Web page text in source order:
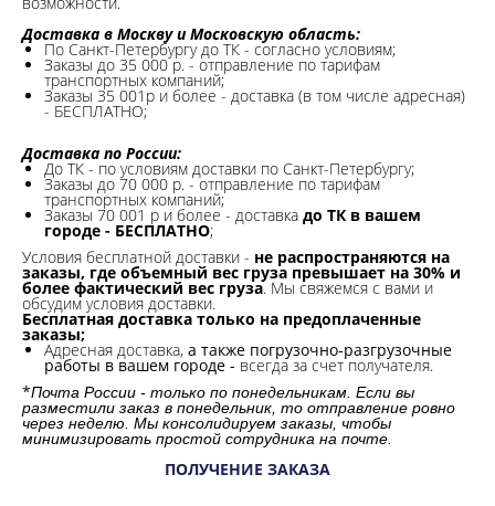
Доставка в Москву и Московскую область:
По Санкт-Петербургу до ТК - согласно условиям;
Заказы до 35 000 р. - отправление по тарифам
транспортных компаний;
Заказы 35 001р и более - доставка (в том числе адресная)
- БЕСПЛАТНО;
Доставка по России:
До ТК - по условиям доставки по Санкт-Петербургу;
Заказы до 70 000 р. - отправление по тарифам
транспортных компаний;
Заказы 70 001 р и более - доставка до ТК в вашем
городе - БЕСПЛАТНО;
Условия бесплатной доставки - не распространяются на
заказы, где объемный вес груза превышает на 30% и
более фактический вес груза. Мы свяжемся с вами и
обсудим условия доставки.
Бесплатная доставка только на предоплаченные
заказы;
Адресная доставка, а также погрузочно-разгрузочные
работы в вашем городе - всегда за счет получателя.
*Почта России - только по понедельникам. Если вы
разместили заказ в понедельник, то отправление ровно
через неделю. Мы консолидируем заказы, чтобы
минимизировать простой сотрудника на почте.
ПОЛУЧЕНИЕ ЗАКАЗА